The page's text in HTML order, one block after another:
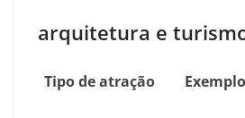
arquitetura e
Tipo de atração